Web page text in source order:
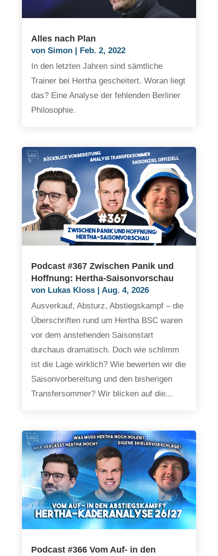
Alles nach Plan
von Simon| Feb. 2, 2022
In den letzten Jahren sind sämtliche
Trainer bei Hertha gescheitert. Woran liegt
das? Eine Analyse der fehlenden Berliner
Philosophie.
Podcast #367 Zwischen Panik und
Hoffnung: Hertha-Saisonvorschau
von Lukas Kloss| Aug. 4, 2026
Ausverkauf, Absturz, Abstiegskampf – die
Überschriften rund um Hertha BSC waren
vor dem anstehenden Saisonstart
durchaus dramatisch. Doch wie schlimm
ist die Lage wirklich? Wie bewerten wir die
Saisonvorbereitung und den bisherigen
Transfersommer? Wir blicken auf die...
Podcast #366 Vom Auf- in den